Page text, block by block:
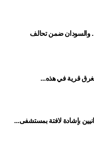
والسودان ضمن تحالف
قرية في هذه…
بإشادة لافتة بمستشفى…